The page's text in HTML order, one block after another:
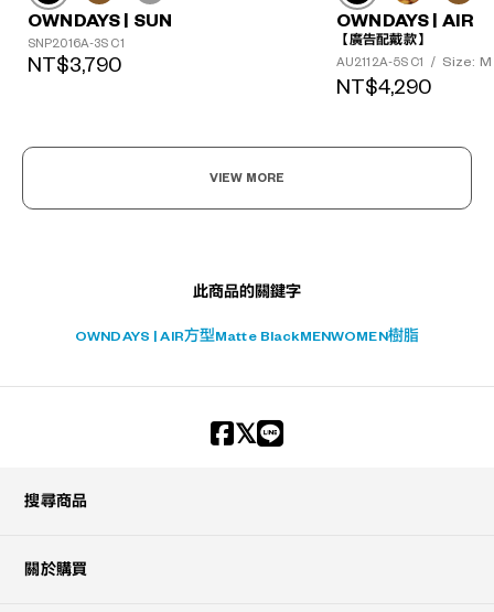
OWNDAYS | SUN
SNP2016A-3S C1
NT$3,790
OWNDAYS | AIR
【廣告配戴款】
AU2112A-5S C1
/ Size: M
NT$4,290
VIEW MORE
此商品的關鍵字
OWNDAYS | AIR方型 Matte Black MENWOMEN樹脂
搜尋商品
關於購買